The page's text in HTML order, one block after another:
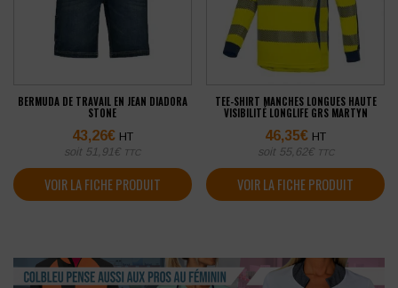
BERMUDA DE TRAVAIL EN JEAN DIADORA
STONE
43,26€ HT
soit 51,91 € TTC
VOIR LA FICHE PRODUIT
TEE-SHIRT MANCHES LONGUES HAUTE
VISIBILITÉ LONGLIFE GRS MARTYN
46,35€ HT
soit 55,62€ TTC
VOIR LA FICHE PRODUIT